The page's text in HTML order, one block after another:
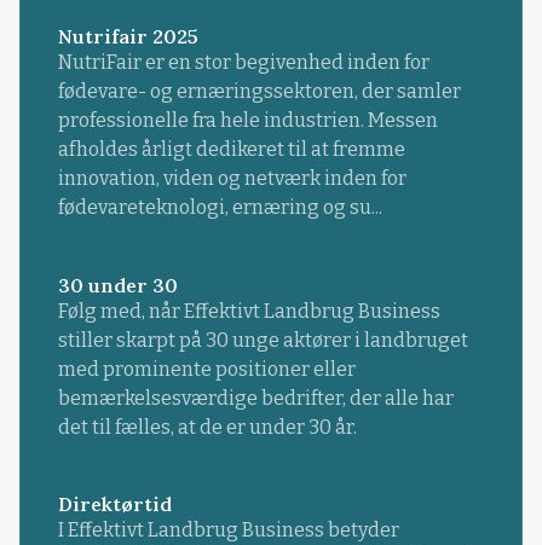
Nutrifair 2025
NutriFair er en stor begivenhed inden for
fødevare- og ernæringssektoren, der samler
professionelle fra hele industrien. Messen
afholdes årligt dedikeret til at fremme
innovation, viden og netværk inden for
fødevareteknologi, ernæring og su...
30 under 30
Følg med, når Effektivt Landbrug Business
stiller skarpt på 30 unge aktører i landbruget
med prominente positioner eller
bemærkelsesværdige bedrifter, der alle har
det til fælles, at de er under 30 år.
Direktørtid
I Effektivt Landbrug Business betyder